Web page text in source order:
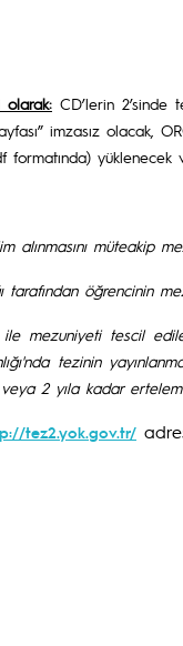
CD’lerin 2’sinde
imzasız olacak,
yüklenecek
alınmasını müteakip
tarafından öğrencinin
ile mezuniyeti tescil
tezinin
2 yıla kadar
tez2.yok.gov.tr/